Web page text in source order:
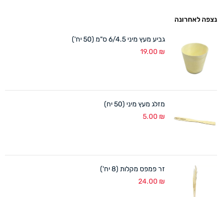
נצפה לאחרונה
גביע מעץ מיני 6/4.5 ס"מ (50 יח')
19.00 ₪
מזלג מעץ מיני (50 יח)
5.00 ₪
זר פמפס מקלות (8 יח')
24.00 ₪